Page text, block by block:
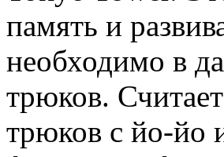
память и
необходимо в
трюков.
трюков с йо-йо